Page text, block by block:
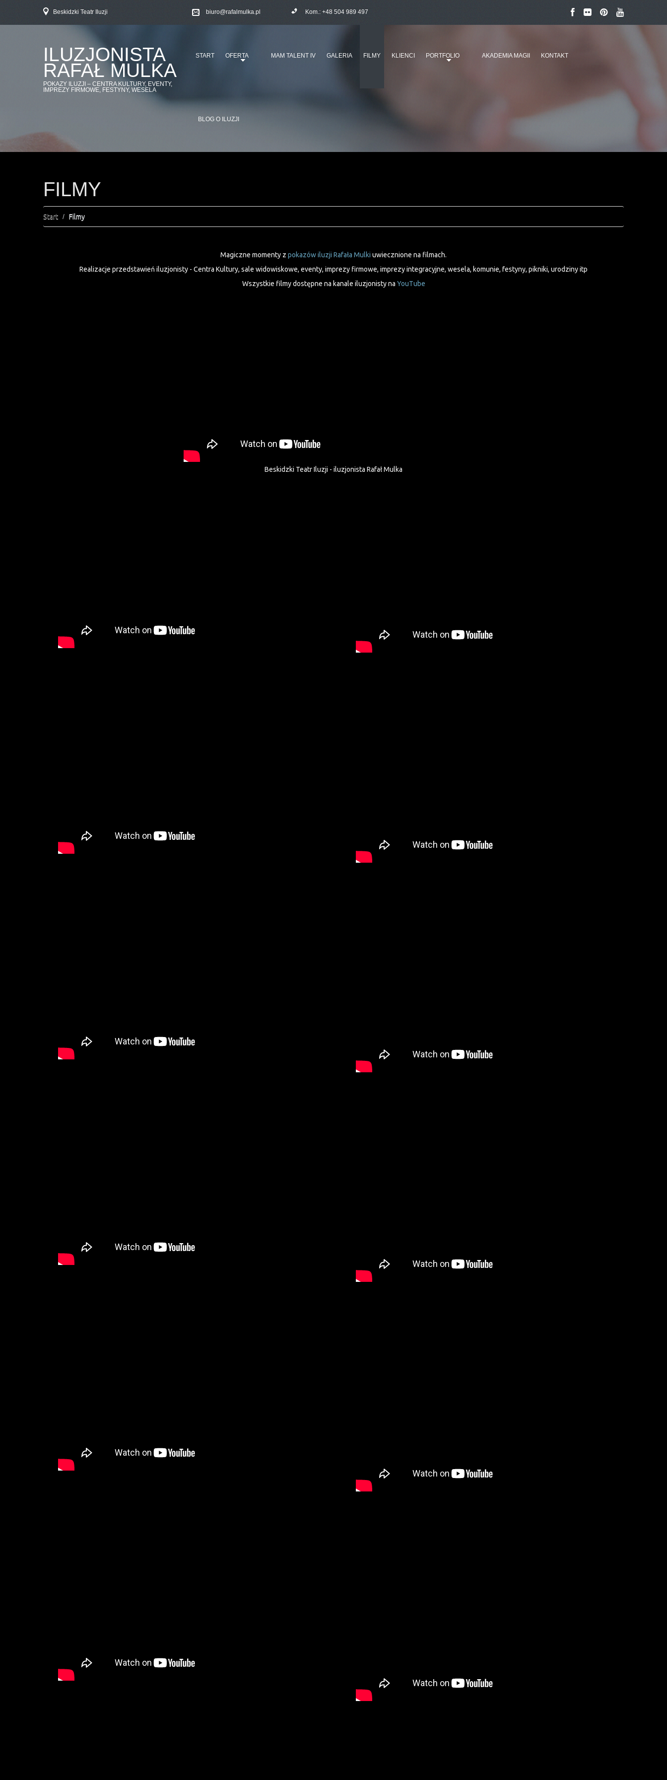
Beskidzki Teatr Iluzji biuro@rafalmulka.pl Kom.: +48 504 989 497
ILUZJONISTA
RAFAŁ MULKA
POKAZY ILUZJI – CENTRA KULTURY, EVENTY,
IMPREZY FIRMOWE, FESTYNY, WESELA
START OFERTA MAM TALENT IV GALERIA FILMY KLIENCI PORTFOLIO AKADEMIA MAGII KONTAKT
BLOG O ILUZJI
FILMY
Start Filmy
Magiczne momenty z pokazów iluzji Rafała Mulki uwiecznione na filmach.
Realizacje przedstawień iluzjonisty - Centra Kultury, sale widowiskowe, eventy, imprezy firmowe, imprezy integracyjne, wesela, komunie, festyny, pikniki, urodziny itp
Wszystkie filmy dostępne na kanale iluzjonisty na YouTube
Beskidzki Teatr Iluzji - iluzjonista Rafał Mulka